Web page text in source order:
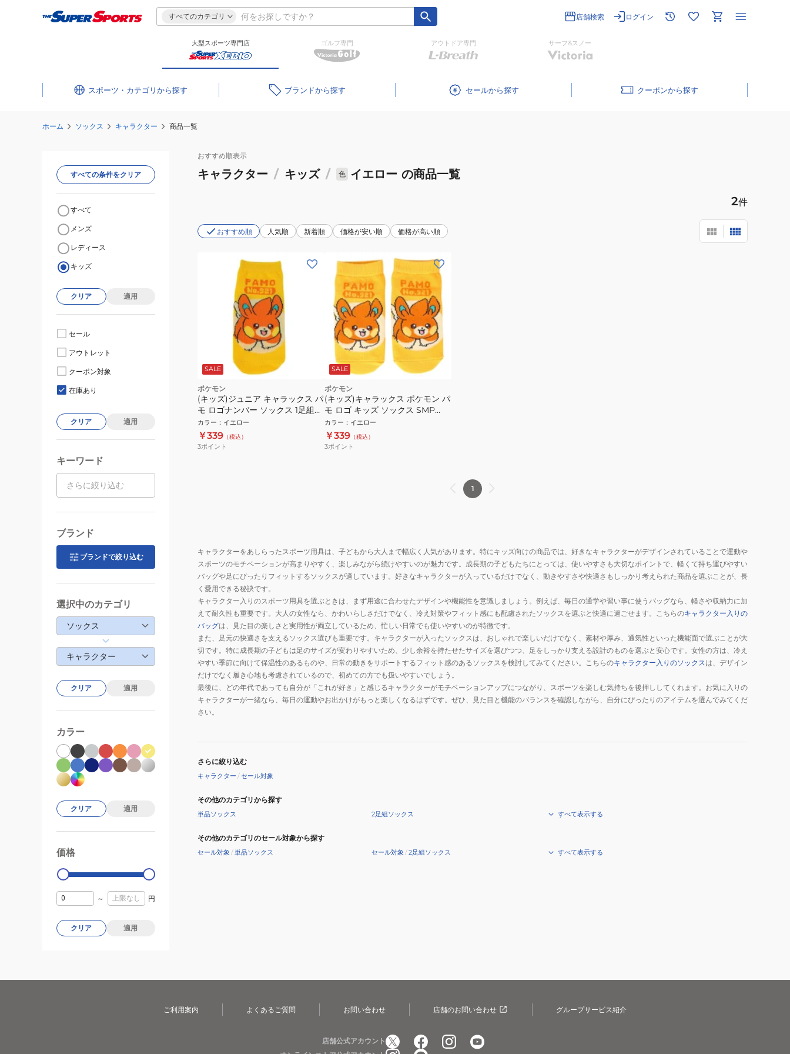
すべてのカテゴリ 店舗検索 ログイン
大型スポーツ専門店 ゴルフ専門 アウトドア専門 サーフ&スノー
スポーツ・カテゴリ ブランド セール クーポン
ホーム ソックス キャラクター 商品一覧
おすすめ順表示
キャラクター / キッズ / 色 イエロー の商品一覧
2件
おすすめ順 人気順 新着順 価格が安い順 価格が高い順
SALE
ポケモン
(キッズ)ジュニア キャラックス パ
モ ロゴナンバー ソックス 1足組
SMP PM1368J
カラー ： イエロー
￥339 （税込）
3ポイント
SALE
ポケモン
(キッズ)キャラックス ポケモン パ
モ ロゴ キッズ ソックス SMP
PM1373J
カラー ： イエロー
￥339 （税込）
3ポイント
1
キャラクターをあしらったスポーツ用具は、子どもから大人まで幅広く人気があります。特にキッズ向けの商品では、好きなキャラクターがデザインされていることで運動や
スポーツのモチベーションが高まりやすく、楽しみながら続けやすいのが魅力です。成長期の子どもたちにとっては、使いやすさも大切なポイントで、軽くて持ち運びやすい
バッグや足にぴったりフィットするソックスが適しています。好きなキャラクターが入っているだけでなく、動きやすさや快適さもしっかり考えられた商品を選ぶことが、長
く愛用できる秘訣です。
キャラクター入りのスポーツ用具を選ぶときは、まず用途に合わせたデザインや機能性を意識しましょう。例えば、毎日の通学や習い事に使うバッグなら、軽さや収納力に加
えて耐久性も重要です。大人の女性なら、かわいらしさだけでなく、冷え対策やフィット感にも配慮されたソックスを選ぶと快適に過ごせます。こちらのキャラクター入りの
バッグは、見た目の楽しさと実用性が両立しているため、忙しい日常でも使いやすいのが特徴です。
また、足元の快適さを支えるソックス選びも重要です。キャラクターが入ったソックスは、おしゃれで楽しいだけでなく、素材や厚み、通気性といった機能面で選ぶことが大
切です。特に成長期の子どもは足のサイズが変わりやすいため、少し余裕を持たせたサイズを選びつつ、足をしっかり支える設計のものを選ぶと安心です。女性の方は、冷え
やすい季節に向けて保温性のあるものや、日常の動きをサポートするフィット感のあるソックスを検討してみてください。こちらのキャラクター入りのソックス は、デザイン
だけでなく履き心地も考慮されているので、初めての方でも扱いやすいでしょう。
最後に、どの年代であっても自分が「これが好き」と感じるキャラクターがモチベーションアップにつながり、スポーツを楽しむ気持ちを後押ししてくれます。お気に入りの
キャラクターが一緒なら、毎日の運動やお出かけがもっと楽しくなるはずです。ぜひ、見た目と機能のバランスを確認しながら、自分にぴったりのアイテムを選んでみてくだ
さい。
さらに絞り込む
キャラクター /セール対象
その他のカテゴリから探す
単品ソックス 2足組ソックス すべて表示する
その他のカテゴリのセール対象から探す
セール対象 /単品ソックス セール対象 /2足組ソックス すべて表示する
すべての条件をクリア
すべて
メンズ
レディース
キッズ
クリア 適用
セール
アウトレット
クーポン対象
在庫あり
クリア 適用
キーワード
ブランド
ブランドで絞り込む
選択中のカテゴリ
ソックス
キャラクター
クリア 適用
カラー
クリア 適用
価格
0
～ 円
クリア 適用
ご利用案内 よくあるご質問 お問い合わせ 店舗のお問い合わせ グループサービス紹介
店舗公式アカウント